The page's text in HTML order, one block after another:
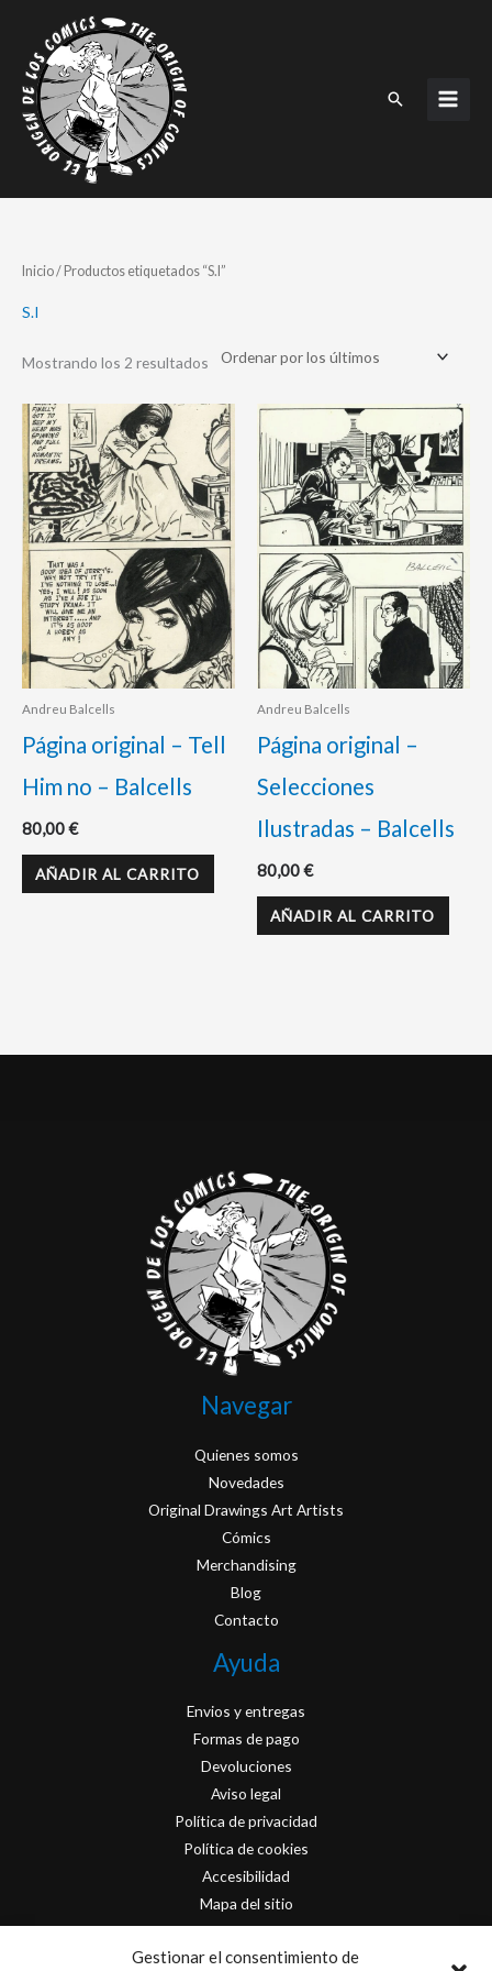
Gestionar el consentimiento de
contenido
Buscar
Inicio/ Productos etiquetados “S.I”
S.I
Mostrando los 2 resultados
Ordenado
por
Andreu Balcells
Página original – Tell
Him no – Balcells
80,00€
AÑADIR AL CARRITO
Andreu Balcells
Página original –
Selecciones
Ilustradas – Balcells
80,00€
AÑADIR AL CARRITO
Navegar
Quienes somos
Novedades
Original Drawings Art Artists
Cómics
Merchandising
Blog
Contacto
Ayuda
Envios y entregas
Formas de pago
Devoluciones
Aviso legal
Política de privacidad
Política de cookies
Accesibilidad
Mapa del sitio
Contacto